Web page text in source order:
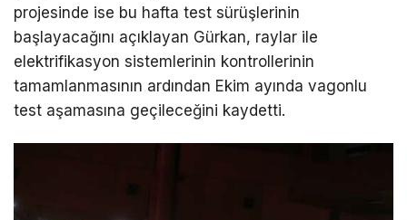
projesinde ise bu hafta test sürüşlerinin
başlayacağını açıklayan Gürkan, raylar ile
elektrifikasyon sistemlerinin kontrollerinin
tamamlanmasının ardından Ekim ayında vagonlu
test aşamasına geçileceğini kaydetti.